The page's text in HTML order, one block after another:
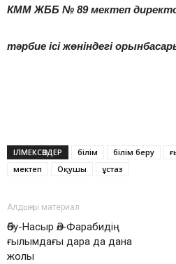
КММ ЖББ № 89 мектеп
тәрбие ісі жөніндегі
ІЛМЕКСӨЗДЕР білім білім беру
мектеп
Оқушы ұстаз
Алдыңғы материал
Әбу-Насыр Әл-Фарабидің
ғылымдағы дара да дана
жолы